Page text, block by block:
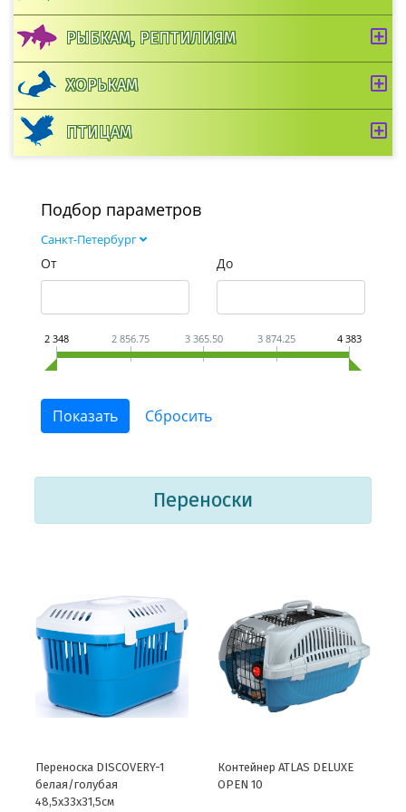
РЫБКАМ, РЕПТИЛИЯМ
ХОРЬКАМ
ПТИЦАМ
Подбор параметров
Санкт-Петербург
От До
2 348 2 856.75 3 365.50 3 874.25 4 383
Переноски
Переноска DISCOVERY-1
белая/голубая
48,5х33х31,5см
Контейнер ATLAS DELUXE
OPEN 10